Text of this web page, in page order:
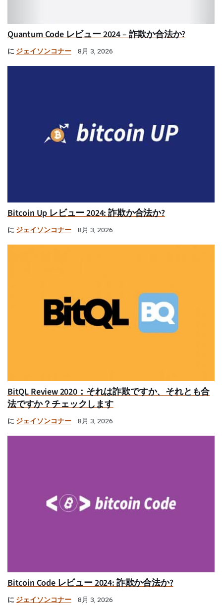
Quantum Code レビュー 2024 – 詐欺か合法か?
に ジェイソンコナー 8月 3, 2026
Bitcoin Up レビュー 2024: 詐欺か合法か?
に ジェイソンコナー 8月 3, 2026
BitQL Review 2020：それは詐欺ですか、それとも合
法ですか？チェックします
に ジェイソンコナー 8月 3, 2026
Bitcoin Code レビュー 2024: 詐欺か合法か?
に ジェイソンコナー 8月 3, 2026